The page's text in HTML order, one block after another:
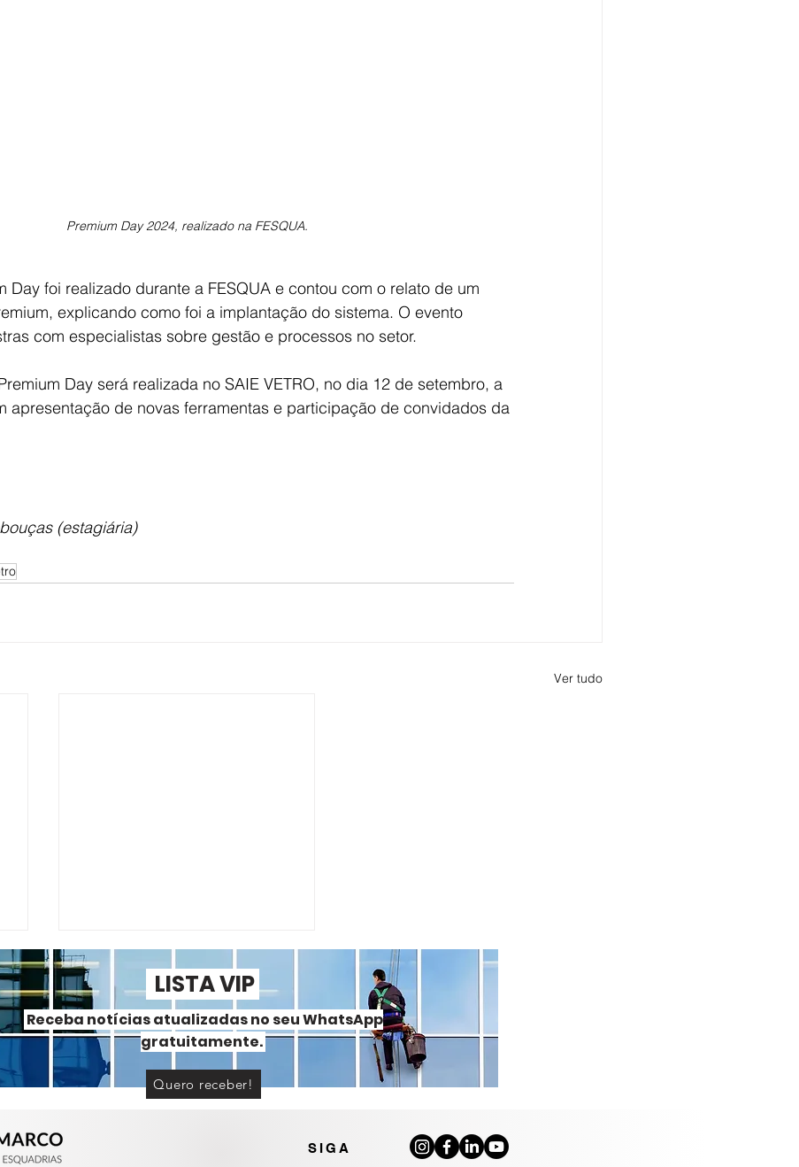
Premium Day 2024, realizado na FESQUA.
Day foi realizado durante a FESQUA e contou com o relato de um
explicando como foi a implantação do sistema. O evento
com especialistas sobre gestão e processos no setor.
Day será realizada no SAIE VETRO, no dia 12 de setembro, a
apresentação de novas ferramentas e participação de convidados da
(estagiária)
Ver tudo
Portas e janelas de alumínio
LISTA VIP
Receba notícias atualizadas no seu WhatsApp
gratuitamente.
Quero receber!
SIGA